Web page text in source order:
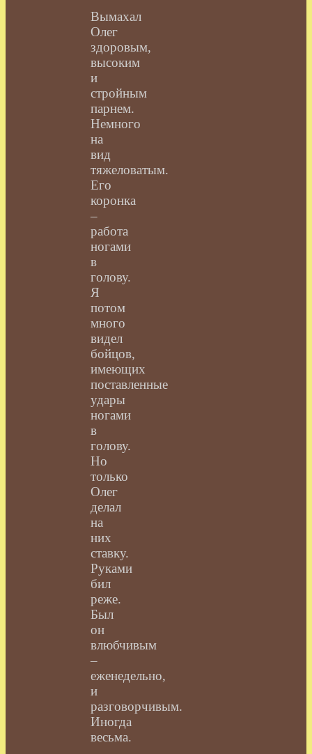
Вымахал
Олег
здоровым,
высоким
и
стройным
парнем.
Немного
на
вид
тяжеловатым.
Его
коронка
–
работа
ногами
в
голову.
Я
потом
много
видел
бойцов,
имеющих
поставленные
удары
ногами
в
голову.
Но
только
Олег
делал
на
них
ставку.
Руками
бил
реже.
Был
он
влюбчивым
–
еженедельно,
и
разговорчивым.
Иногда
весьма.